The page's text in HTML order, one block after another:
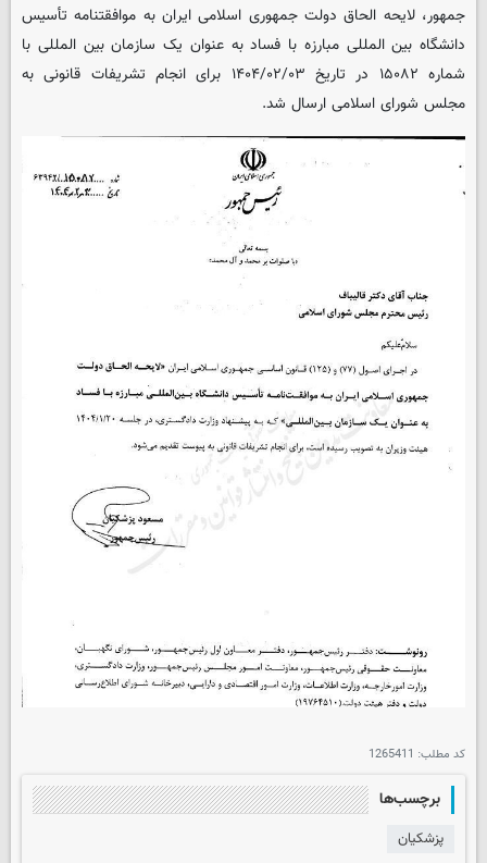
جمهور، لایحه الحاق دولت جمهوری اسلامی ایران به موافقتنامه تأسیس
دانشگاه بین المللی مبارزه با فساد به‌ عنوان یک سازمان بین المللی با
شماره ۱۵۰۸۲ در تاریخ ۱۴۰۴/۰۲/۰۳ برای انجام تشریفات قانونی به
مجلس شورای اسلامی ارسال شد.
کد مطلب: 1265411
برچسب‌ها
پزشکیان